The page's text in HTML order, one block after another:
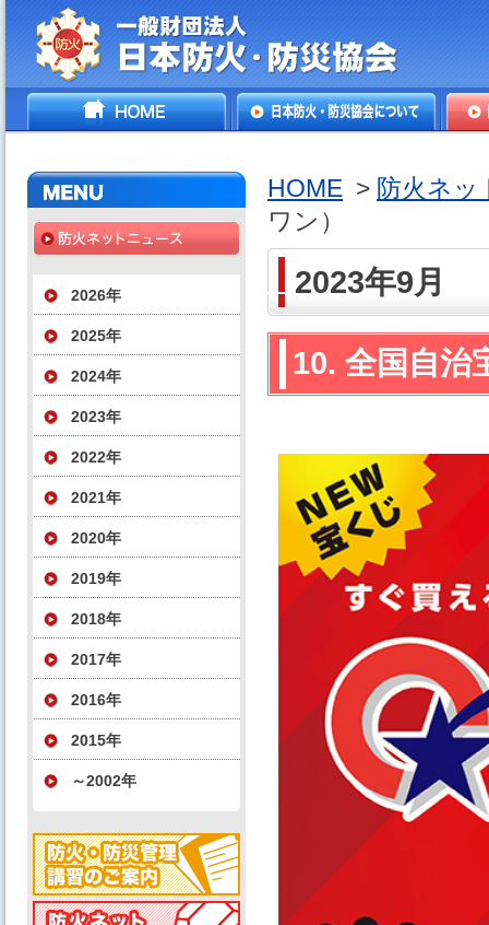
一般財団法人日本防火・防
HOME
2026年
2025年
2024年
2023年
2022年
2021年
2020年
2019年
2018年
2017年
2016年
2015年
～2002年
HOME > 防火ネッ
ワン）
2023年9月
10. 全国自治